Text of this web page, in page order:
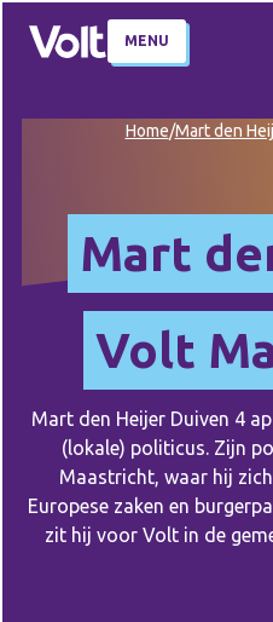
MENU
Home/Mart den
Mart
Volt
Mart den Heijer Duiven 4
(lokale) politicus. Zijn
Maastricht, waar hij
Europese zaken en
zit hij voor Volt in de